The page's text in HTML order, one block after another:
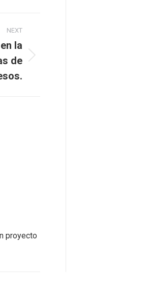
NEXT
la
de
proyecto